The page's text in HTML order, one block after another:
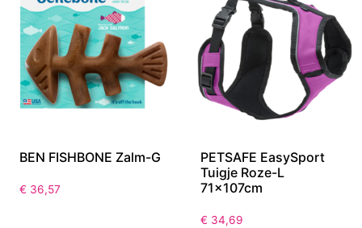
BEN FISHBONE Zalm-G
€ 36,57
PETSAFE EasySport
Tuigje Roze-L
71x107cm
€ 34,69